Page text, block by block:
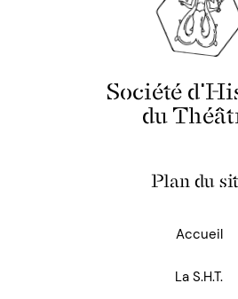
Société
du
Plan du
Accueil
La S.H.T.